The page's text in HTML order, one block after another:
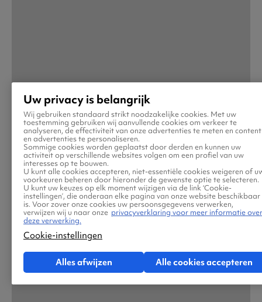
Uw privacy is belangrijk
Wij gebruiken standaard strikt noodzakelijke cookies. Met uw
toestemming gebruiken wij aanvullende cookies om verkeer te
analyseren, de effectiviteit van onze advertenties te meten en content
en advertenties te personaliseren.
Sommige cookies worden geplaatst door derden en kunnen uw
activiteit op verschillende websites volgen om een profiel van uw
interesses op te bouwen.
U kunt alle cookies accepteren, niet-essentiële cookies weigeren of
voorkeuren beheren door hieronder de gewenste optie te selecteren.
U kunt uw keuzes op elk moment wijzigen via de link ‘Cookie-
instellingen’, die onderaan elke pagina van onze website beschikbaar
is. Voor zover onze cookies uw persoonsgegevens verwerken,
verwijzen wij u naar onze privacyverklaring voor meer informatie over
deze verwerking.
Cookie-instellingen
Alles afwijzen Alle cookies accepteren